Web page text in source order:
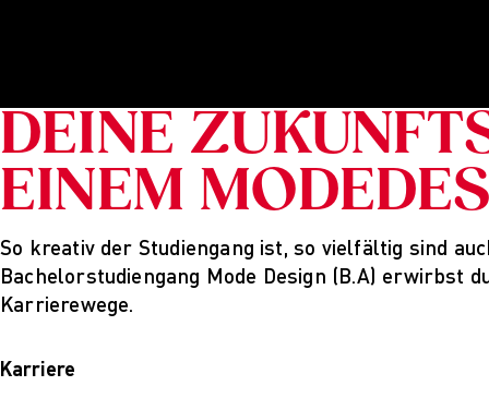
DEINE
EINEM
So kreativ der Studiengang ist, so vielfältig sind
Bachelorstudiengang Mode Design (B.A) erwirbst
Karrierewege.
Karriere